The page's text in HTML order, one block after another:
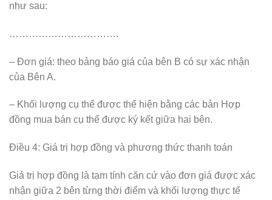
như sau:
…………………………….
– Đơn giá: theo bảng báo giá của bên B có sự xác nhận
của Bên A.
– Khối lượng cụ thể được thể hiện bằng các bản Hợp
đồng mua bán cụ thể được ký kết giữa hai bên.
Điều 4: Giá trị hợp đồng và phương thức thanh toán
Giá trị hợp đồng là tạm tính căn cứ vào đơn giá được xác
nhận giữa 2 bên từng thời điểm và khối lượng thực tế